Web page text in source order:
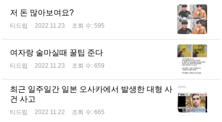
저 돈 많아보여요?
티드립 2022.11.23 조회 수: 595
여자랑 술마실때 꿀팁 준다
티드립 2022.11.23 조회 수: 659
최근 일주일간 일본 오사카에서 발생한 대형 사
건 사고
티드립 2022.11.22 조회 수: 665